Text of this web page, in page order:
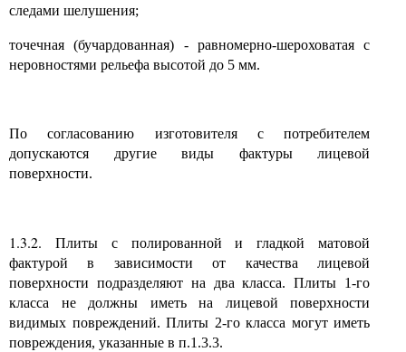
следами шелушения;
точечная (бучардованная) - равномерно-шероховатая с
неровностями рельефа высотой до 5 мм.
По согласованию изготовителя с потребителем
допускаются другие виды фактуры лицевой
поверхности.
1.3.2.
Плиты с полированной и гладкой матовой
фактурой в зависимости от качества лицевой
поверхности подразделяют на два класса. Плиты 1-го
класса не должны иметь на лицевой поверхности
видимых повреждений. Плиты 2-го класса могут иметь
повреждения, указанные в п.1.3.3.